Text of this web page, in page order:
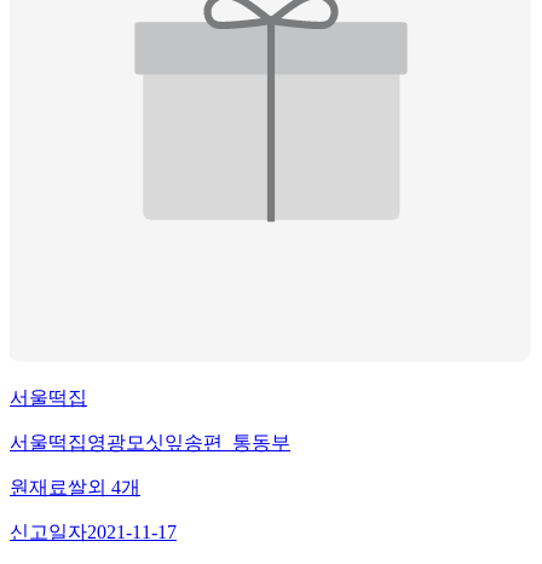
서울떡집
서울떡집영광모싯잎송편_통동부
원재료쌀외 4개
신고일자2021-11-17